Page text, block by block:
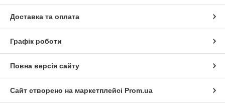
Доставка та оплата
Графік роботи
Повна версія сайту
Сайт створено на маркетплейсі Prom.ua